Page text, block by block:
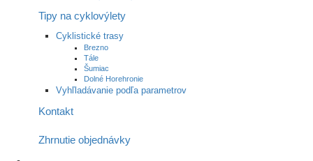
Tipy na cyklovýlety
Cyklistické trasy
Brezno
Tále
Šumiac
Dolné Horehronie
Vyhľladávanie podľa parametrov
Kontakt
Zhrnutie objednávky